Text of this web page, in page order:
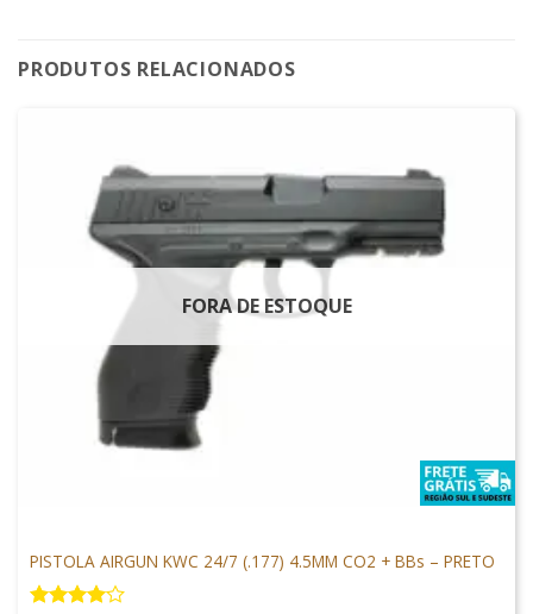
PRODUTOS RELACIONADOS
FORA DE ESTOQUE
PISTOLA AIRGUN KWC 24/7 (.177) 4.5MM CO2 + BBs – PRETO